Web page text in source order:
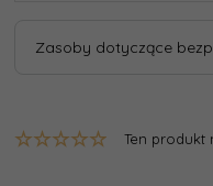
Zasoby dotyczące
Ten produkt